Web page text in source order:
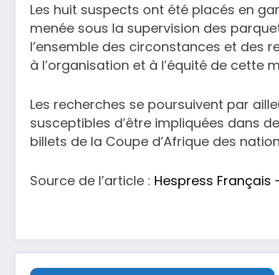
Les huit suspects ont été placés en
menée sous la supervision des
l’ensemble des circonstances et des
à l’organisation et à l’équité de cette
Les recherches se poursuivent par
susceptibles d’être impliquées dans
billets de la Coupe d’Afrique des
Source de l’article : Hespress Français